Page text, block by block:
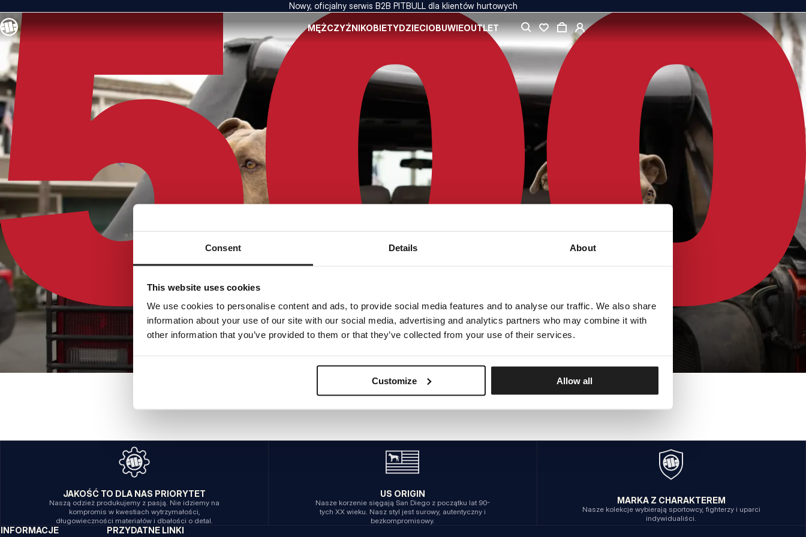
Consent Details About
This website uses cookies
We use cookies to personalise content and ads, to provide social media features and to analyse our traffic. We also share
information about your use of our site with our social media, advertising and analytics partners who may combine it with
other information that you’ve provided to them or that they’ve collected from your use of their services.
Customize Allow all
Nowy, oficjalny serwis B2B PITBULL dla klientów hurtowych
MĘŻCZYŹNIKOBIETYDZIECIOBUWIEOUTLET
WEWNĘTRZNY BŁĄD SERWERA
POWRÓT NA STRONĘ GŁÓWNĄ
JAKOŚĆ TO DLA NAS PRIORYTET
Naszą odzież produkujemy z pasją. Nie idziemy na
kompromis w kwestiach wytrzymałości,
długowieczności materiałów i dbałości o detal.
US ORIGIN
Nasze korzenie sięgają San Diego z początku lat 90-
tych XX wieku. Nasz styl jest surowy, autentyczny i
bezkompromisowy.
MARKA Z CHARAKTEREM
Nasze kolekcje wybierają sportowcy, fighterzy i uparci
indywidualiści.
INFORMACJE
PRZYDATNE LINKI